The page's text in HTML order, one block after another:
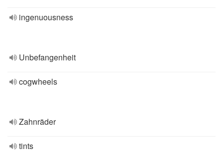
ingenuousness
Unbefangenheit
cogwheels
Zahnräder
tints